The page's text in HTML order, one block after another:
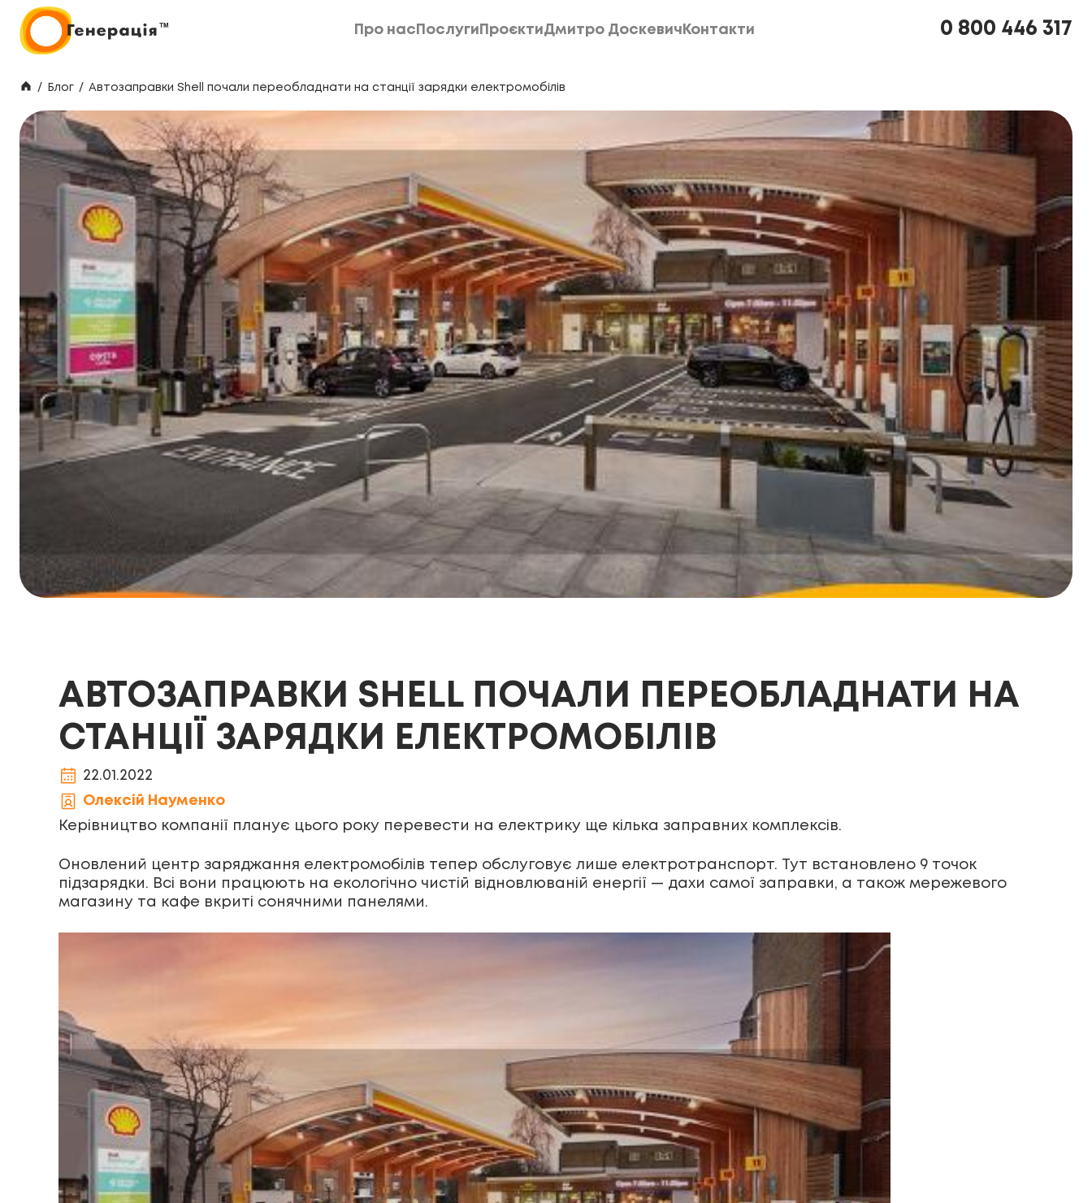
Про нас Послуги ПроєктиДмитро Доскевич Контакти
0 800 446 317
/ Блог / Автозаправки Shell почали переобладнати на станції зарядки електромобілів
АВТОЗАПРАВКИ SHELL ПОЧАЛИ ПЕРЕОБЛАДНАТИ НА
СТАНЦІЇ ЗАРЯДКИ ЕЛЕКТРОМОБІЛІВ
22.01.2022
Олексій Науменко
Керівництво компанії планує цього року перевести на електрику ще кілька заправних комплексів.
Оновлений центр заряджання електромобілів тепер обслуговує лише електротранспорт. Тут встановлено 9 точок
підзарядки. Всі вони працюють на екологічно чистій відновлюваній енергії — дахи самої заправки, а також мережевого
магазину та кафе вкриті сонячними панелями.